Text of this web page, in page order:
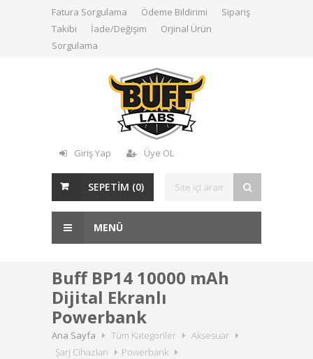
Fatura Sorgulama Ödeme Bildirimi
Sipariş
Takibi
İade/Değişim
Orjinal Ürün
Sorgulama
Giriş Yap Üye OL
SEPETİM (0)
MENÜ
Buff BP14 10000 mAh
Dijital Ekranlı
Powerbank
Ana Sayfa Tüm Kategoriler
Aksesuar
Şarj Cihazları
Powerbank